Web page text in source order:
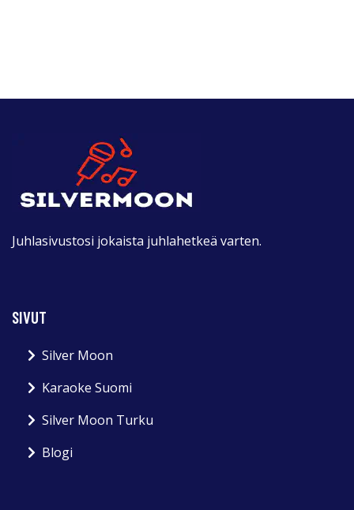
Juhlasivustosi jokaista juhlahetkeä varten.
SIVUT
Silver Moon
Karaoke Suomi
Silver Moon Turku
Blogi